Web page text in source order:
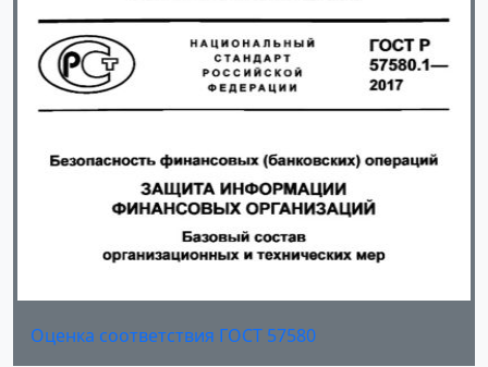
Оценка соответствия ГОСТ 57580